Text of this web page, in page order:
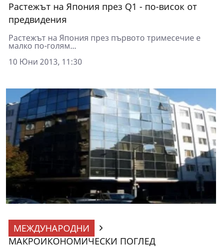
Растежът на Япония през Q1 - по-висок от
предвидения
Растежът на Япония през първото тримесечие е
малко по-голям...
10 Юни 2013, 11:30
МЕЖДУНАРОДНИ
МАКРОИКОНОМИЧЕСКИ ПОГЛЕД